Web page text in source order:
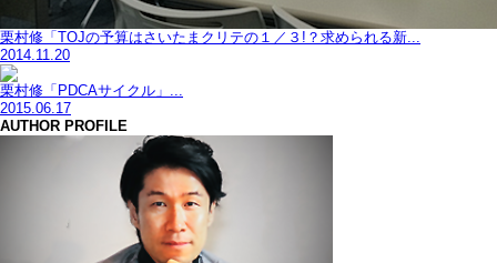
栗村修「TOJの予算はさいたまクリテの１／３!？求められる新...
2014.11.20
栗村修「PDCAサイクル」...
2015.06.17
AUTHOR PROFILE